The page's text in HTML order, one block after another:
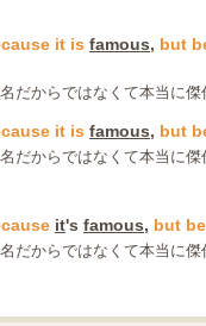
it is famous, but
だからではなくて本当に傑
it is famous, but
だからではなくて本当に傑
it's famous, but
だからではなくて本当に傑